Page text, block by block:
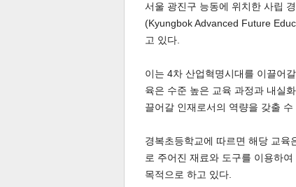
서울 광진구 능동에 위치한 사립
(Kyungbok Advanced Future
고 있다.
이는 4차 산업혁명시대를 이끌어
육은 수준 높은 교육 과정과 내실
끌어갈 인재로서의 역량을 갖출 수
경복초등학교에 따르면 해당 교육
로 주어진 재료와 도구를 이용하
목적으로 하고 있다.